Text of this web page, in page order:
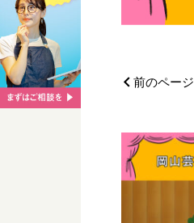
前のページ